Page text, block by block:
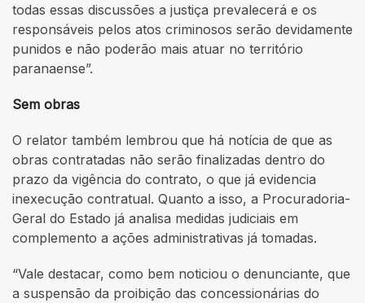
todas essas discussões a justiça prevalecerá e os
responsáveis pelos atos criminosos serão devidamente
punidos e não poderão mais atuar no território
paranaense”.
Sem obras
O relator também lembrou que há notícia de que as
obras contratadas não serão finalizadas dentro do
prazo da vigência do contrato, o que já evidencia
inexecução contratual. Quanto a isso, a Procuradoria-
Geral do Estado já analisa medidas judiciais em
complemento a ações administrativas já tomadas.
“Vale destacar, como bem noticiou o denunciante, que
a suspensão da proibição das concessionárias do